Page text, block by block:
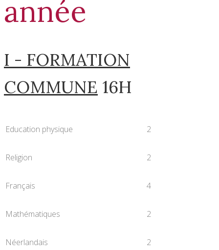
année
I - FORMATION
COMMUNE 16H
Education physique 2
Religion 2
Français 4
Mathématiques 2
Néerlandais 2